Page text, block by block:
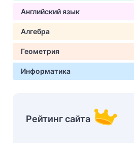
Английский язык
Алгебра
Геометрия
Информатика
Рейтинг сайта